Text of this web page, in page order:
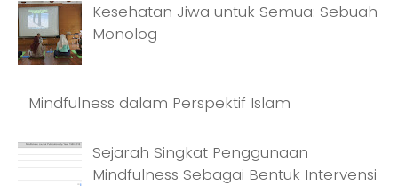
Kesehatan Jiwa untuk Semua: Sebuah
Monolog
Mindfulness dalam Perspektif Islam
Sejarah Singkat Penggunaan
Mindfulness Sebagai Bentuk Intervensi